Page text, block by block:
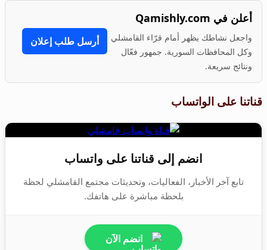
أعلن في Qamishly.com
واجعل نشاطك يظهر أمام قرّاء القامشلي
وكل المحافظات السورية. جمهور فعّال
ونتائج سريعة.
أرسل طلب إعلان
قناتنا على الواتساب
انضم إلى قناتنا على واتساب
تابع آخر الأخبار، الفعاليات، وتحديثات مجتمع القامشلي لحظة
بلحظة مباشرة على هاتفك.
انضم الآن